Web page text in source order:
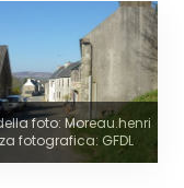
foto: Moreau.henri
fotografica: GFDL